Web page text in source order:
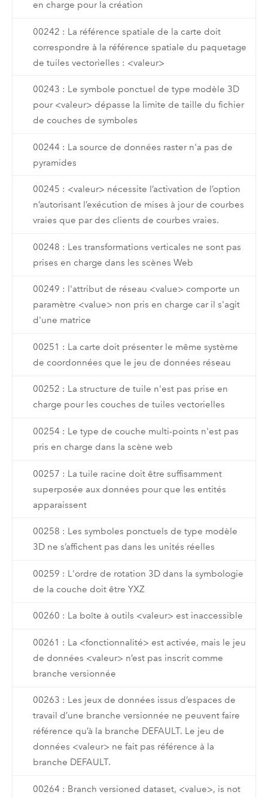
en charge pour la création
00242 : La référence spatiale de la carte doit
correspondre à la référence spatiale du paquetage
de tuiles vectorielles : <valeur>
00243 : Le symbole ponctuel de type modèle 3D
pour <valeur> dépasse la limite de taille du fichier
de couches de symboles
00244 : La source de données raster n'a pas de
pyramides
00245 : <valeur> nécessite l’activation de l’option
n’autorisant l’exécution de mises à jour de courbes
vraies que par des clients de courbes vraies.
00248 : Les transformations verticales ne sont pas
prises en charge dans les scènes Web
00249 : l'attribut de réseau <value> comporte un
paramètre <value> non pris en charge car il s'agit
d'une matrice
00251 : La carte doit présenter le même système
de coordonnées que le jeu de données réseau
00252 : La structure de tuile n'est pas prise en
charge pour les couches de tuiles vectorielles
00254 : Le type de couche multi-points n'est pas
pris en charge dans la scène web
00257 : La tuile racine doit être suffisamment
superposée aux données pour que les entités
apparaissent
00258 : Les symboles ponctuels de type modèle
3D ne s’affichent pas dans les unités réelles
00259 : L'ordre de rotation 3D dans la symbologie
de la couche doit être YXZ
00260 : La boîte à outils <valeur> est inaccessible
00261 : La <fonctionnalité> est activée, mais le jeu
de données <valeur> n’est pas inscrit comme
branche versionnée
00263 : Les jeux de données issus d’espaces de
travail d’une branche versionnée ne peuvent faire
référence qu’à la branche DEFAULT. Le jeu de
données <valeur> ne fait pas référence à la
branche DEFAULT.
00264 : Branch versioned dataset, <value>, is not